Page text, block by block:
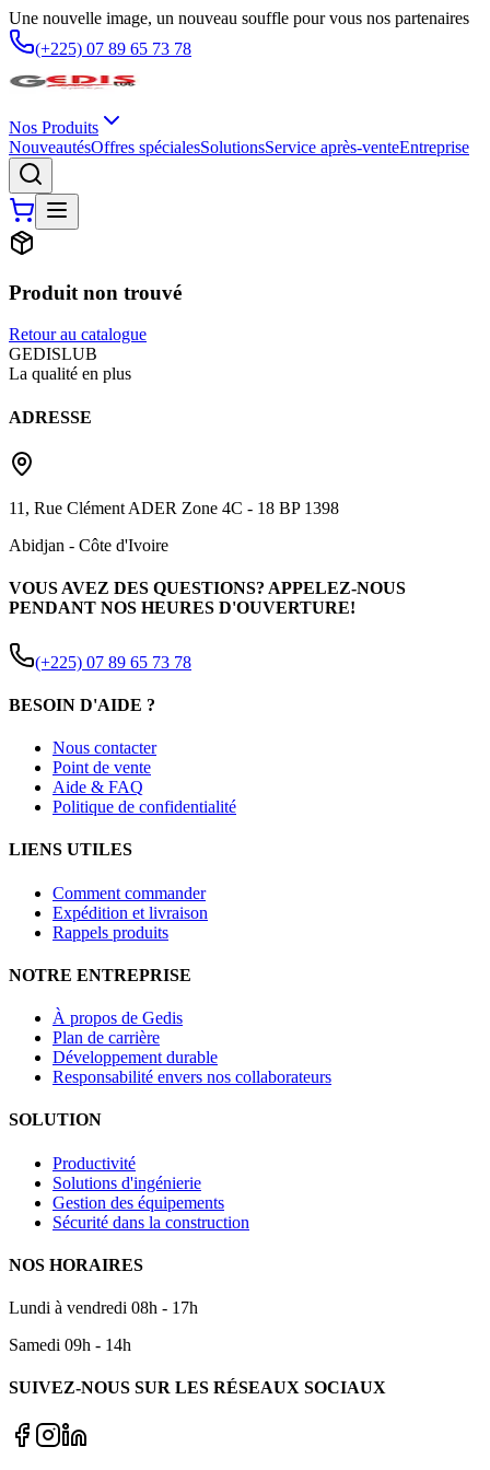
Une nouvelle image, un nouveau souffle pour vous nos partenaires
(+225) 07 89 65 73 78
Nos Produits
NouveautésOffres spécialesSolutionsService après-venteEntreprise
Produit non trouvé
Retour au catalogue
GEDISLUB
La qualité en plus
ADRESSE
11, Rue Clément ADER Zone 4C - 18 BP 1398
Abidjan - Côte d'Ivoire
VOUS AVEZ DES QUESTIONS? APPELEZ-NOUS
PENDANT NOS HEURES D'OUVERTURE!
(+225) 07 89 65 73 78
BESOIN D'AIDE ?
Nous contacter
Point de vente
Aide & FAQ
Politique de confidentialité
LIENS UTILES
Comment commander
Expédition et livraison
Rappels produits
NOTRE ENTREPRISE
À propos de Gedis
Plan de carrière
Développement durable
Responsabilité envers nos collaborateurs
SOLUTION
Productivité
Solutions d'ingénierie
Gestion des équipements
Sécurité dans la construction
NOS HORAIRES
Lundi à vendredi 08h - 17h
Samedi 09h - 14h
SUIVEZ-NOUS SUR LES RÉSEAUX SOCIAUX